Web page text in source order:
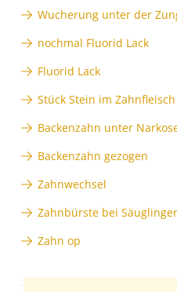
Wucherung unter der
nochmal Fluorid Lack
Fluorid Lack
Stück Stein im Zahnfleisch
Backenzahn unter
Backenzahn gezogen
Zahnwechsel
Zahnbürste bei
Zahn op